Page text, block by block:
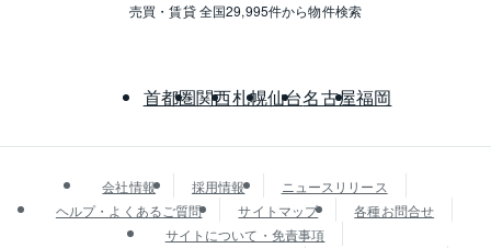
売買・賃貸 全国29,995件から物件検索
首都圏関西札幌仙台名古屋福岡
会社情報 採用情報
ニュースリリース
ヘルプ・よくあるご質問
サイトマップ
各種お問合せ
サイトについて・免責事項